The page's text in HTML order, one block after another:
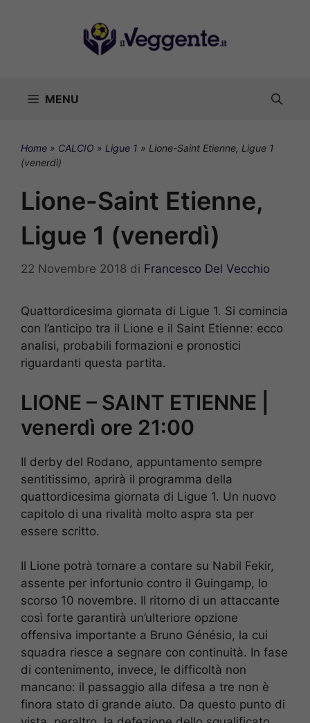
MENU
Home » CALCIO » Ligue 1 » Lione-Saint Etienne, Ligue 1
(venerdì)
Lione-Saint Etienne,
Ligue 1 (venerdì)
22 Novembre 2018 di Francesco Del Vecchio
Quattordicesima giornata di Ligue 1. Si comincia
con l’anticipo tra il Lione e il Saint Etienne: ecco
analisi, probabili formazioni e pronostici
riguardanti questa partita.
LIONE – SAINT ETIENNE |
venerdì ore 21:00
Il derby del Rodano, appuntamento sempre
sentitissimo, aprirà il programma della
quattordicesima giornata di Ligue 1. Un nuovo
capitolo di una rivalità molto aspra sta per
essere scritto.
Il Lione potrà tornare a contare su Nabil Fekir,
assente per infortunio contro il Guingamp, lo
scorso 10 novembre. Il ritorno di un attaccante
così forte garantirà un’ulteriore opzione
offensiva importante a Bruno Génésio, la cui
squadra riesce a segnare con continuità. In fase
di contenimento, invece, le difficoltà non
mancano: il passaggio alla difesa a tre non è
finora stato di grande aiuto. Da questo punto di